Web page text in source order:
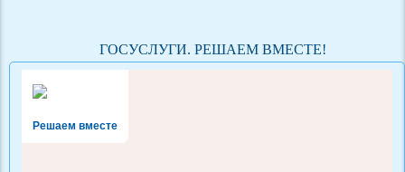
ГОСУСЛУГИ. РЕШАЕМ ВМЕСТЕ!
Решаем вместе